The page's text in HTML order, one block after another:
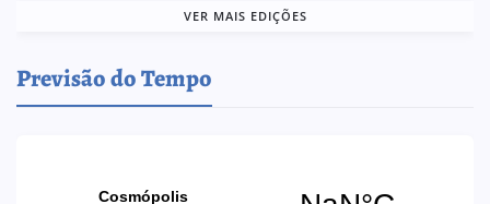
VER MAIS EDIÇÕES
Previsão do Tempo